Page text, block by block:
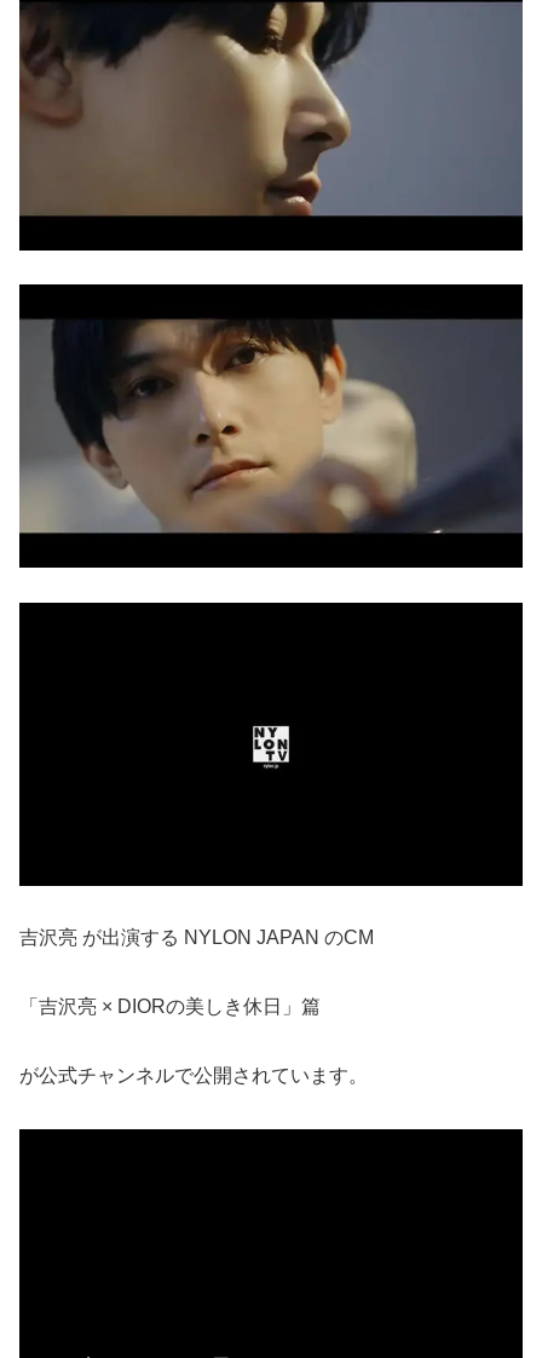
吉沢亮 が出演する NYLON JAPAN のCM
「吉沢亮 × DIORの美しき休日」篇
が公式チャンネルで公開されています。